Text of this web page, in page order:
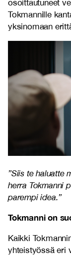
osoittautuneet
Tokmannille
yksinomaan
”Siis te haluatte
herra Tokmanni
parempi idea.”
Tokmanni on
Kaikki
yhteistyössä eri